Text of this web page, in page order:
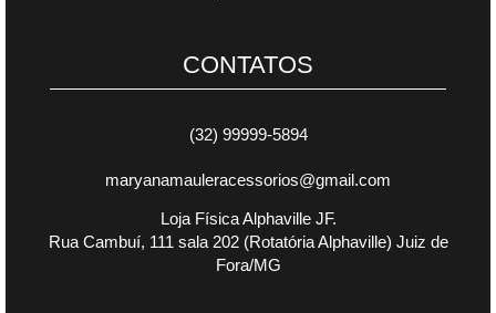
CONTATOS
(32) 99999-5894
maryanamauleracessorios@gmail.com
Loja Física Alphaville JF.
Rua Cambuí, 111 sala 202 (Rotatória Alphaville) Juiz de
Fora/MG